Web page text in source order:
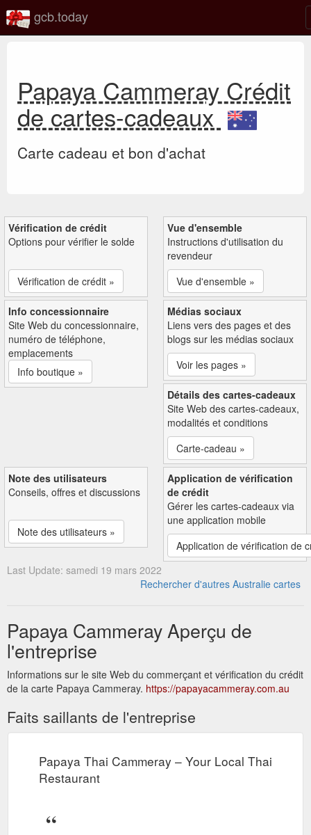
gcb.today
Papaya Cammeray Crédit
de cartes-cadeaux
Carte cadeau et bon d'achat
Vérification de crédit
Options pour vérifier le solde
Vérification de crédit »
Vue d'ensemble
Instructions d'utilisation du
revendeur
Vue d'ensemble »
Info concessionnaire
Site Web du concessionnaire,
numéro de téléphone,
emplacements
Info boutique »
Médias sociaux
Liens vers des pages et des
blogs sur les médias sociaux
Voir les pages »
Détails des cartes-cadeaux
Site Web des cartes-cadeaux,
modalités et conditions
Carte-cadeau »
Note des utilisateurs
Conseils, offres et discussions
Note des utilisateurs »
Application de vérification
de crédit
Gérer les cartes-cadeaux via
une application mobile
Application de vérification de
Last Update: samedi 19 mars 2022
Rechercher d'autres Australie cartes
Papaya Cammeray Aperçu de
l'entreprise
Informations sur le site Web du commerçant et vérification du crédit
de la carte Papaya Cammeray. https://papayacammeray.com.au
Faits saillants de l'entreprise
Papaya Thai Cammeray – Your Local Thai
Restaurant